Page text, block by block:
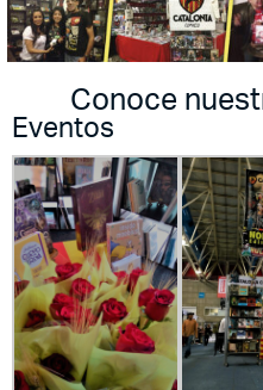
Conoce
Eventos